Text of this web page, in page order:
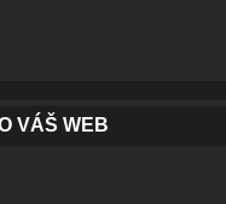
VÁŠ WEB